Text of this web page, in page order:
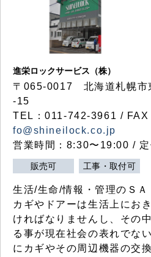
進栄ロックサービス（株）
〒065-0017 北海道札幌市
-15
TEL：011-742-3961 /
fo@shineilock.co.jp
営業時間：8:30〜19:00 / 定
販売可 工事・取付可
生活/生命/情報・管理のＳＡ
カギやドアーは生活上にお
ければなりませんし、その
る事が現在社会の表れでな
にカギやその周辺機器の交